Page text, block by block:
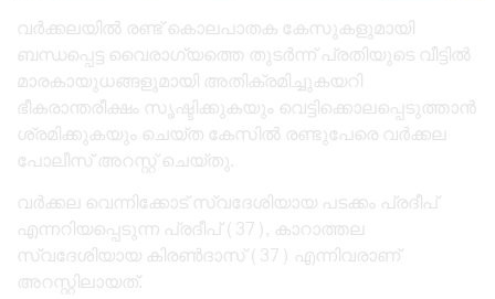
വർക്കലയിൽ രണ്ട് കൊലപാതക കേസുകളുമായി
ബന്ധപ്പെട്ട വൈരാഗ്യത്തെ തുടർന്ന് പ്രതിയുടെ വീട്ടിൽ
മാരകായുധങ്ങളുമായി അതിക്രമിച്ചുകയറി
ഭീകരാന്തരീക്ഷം സൃഷ്ടിക്കുകയും വെട്ടിക്കൊലപ്പെടുത്താൻ
ശ്രമിക്കുകയും ചെയ്ത കേസിൽ രണ്ടുപേരെ വർക്കല
പോലീസ് അറസ്റ്റ് ചെയ്തു.
വർക്കല വെന്നിക്കോട് സ്വദേശിയായ പടക്കം പ്രദീപ്
എന്നറിയപ്പെടുന്ന പ്രദീപ് (37), കാറാത്തല
സ്വദേശിയായ കിരൺദാസ് (37) എന്നിവരാണ്
അറസ്റ്റിലായത്.